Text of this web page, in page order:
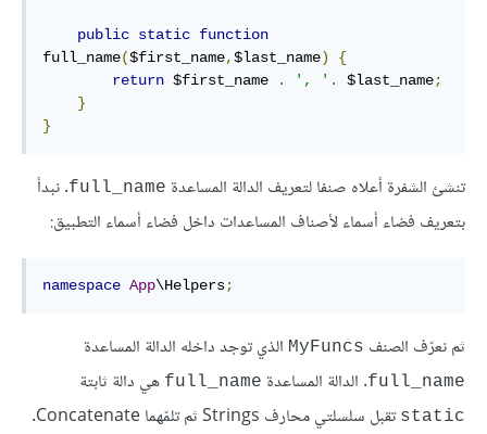
public static function
full_name($first_name,$last_name)
{
return $first_name . ', ' . $last_name;
}
}
تنشئ الشفرة أعلاه صنفا لتعريف الدالة المساعدة full_name. نبدأ
بتعريف فضاء أسماء لأصناف المساعدات داخل فضاء أسماء التطبيق:
namespace App\Helpers;
ثم نعرّف الصنف MyFuncs الذي توجد داخله الدالة المساعدة
full_name. الدالة المساعدة full_name هي دالة ثابتة
static تقبل سلسلتي محارف Strings ثم تلمّهما Concatenate.